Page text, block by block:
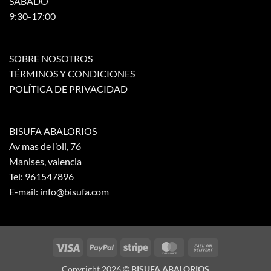
9:30-17:00
SOBRE NOSOTROS
TÉRMINOS Y CONDICIONES
POLÍTICA DE PRIVACIDAD
BISUFA ABALORIOS
Av mas de l’oli, 76
Manises, valencia
Tel: 961547896
E-mail: info@bisufa.com
Visa PayPal Stripe MasterCard
Copyright 2026 © BISUFA ABALORIOS